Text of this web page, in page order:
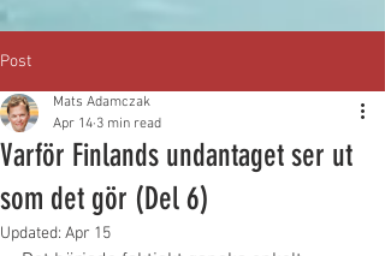
Post
Varför Finlands undantaget ser ut
som det gör (Del 6)
Mats Adamczak
Apr 14 3 min read
Updated: Apr 15